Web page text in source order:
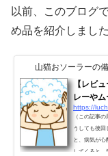
以前、このブログ
め品を紹介しました
山猫おソーラーの
【レビ
レーや
https://
（この記事
うしても後回
と、病気が
してくると、